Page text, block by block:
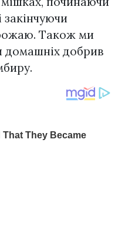
закінчуючи
Також ми
домашніх добрив